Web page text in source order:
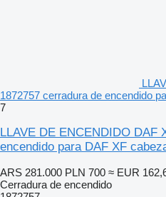
1872757 cerradura de encendido
7
LLAVE DE ENCENDIDO DAF
encendido para DAF XF
ARS 281.000 PLN 700 ≈ EUR
Cerradura de encendido